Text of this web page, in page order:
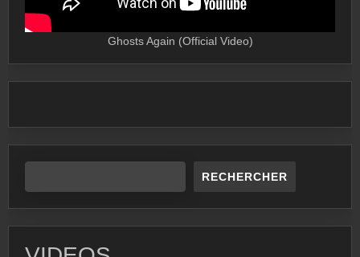
Ghosts Again (Official Video)
RECHERCHER